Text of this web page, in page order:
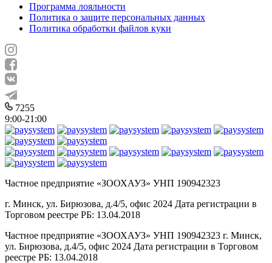
Программа лояльности
Политика о защите персональных данных
Политика обработки файлов куки
7255
9:00-21:00
Частное предприятие «ЗООХАУЗ» УНП 190942323
г. Минск, ул. Бирюзова, д.4/5, офис 2024 Дата регистрации в
Торговом реестре РБ: 13.04.2018
Частное предприятие «ЗООХАУЗ» УНП 190942323 г. Минск,
ул. Бирюзова, д.4/5, офис 2024 Дата регистрации в Торговом
реестре РБ: 13.04.2018